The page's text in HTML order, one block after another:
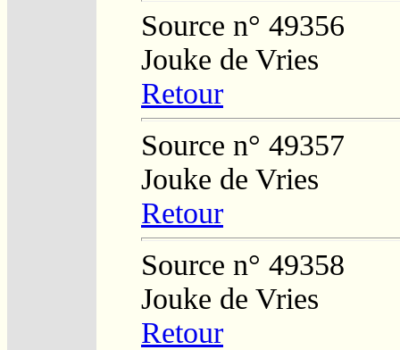
Source n° 49356
Jouke de Vries
Retour
Source n° 49357
Jouke de Vries
Retour
Source n° 49358
Jouke de Vries
Retour